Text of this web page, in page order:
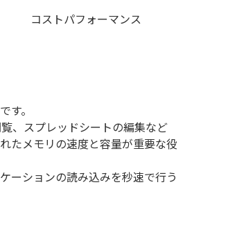
コストパフォーマンス
す。
、スプレッドシートの編集など
たメモリの速度と容量が重要な役
ーションの読み込みを秒速で行う